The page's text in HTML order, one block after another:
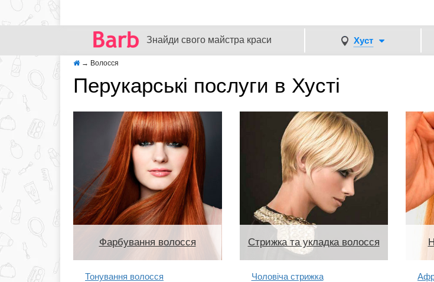
Знайди свого майстра краси Хуст
→ Волосся
Перукарські послуги в Хусті
Фарбування волосся
Тонування волосся
Стрижка та укладка волосся
Чоловіча стрижка